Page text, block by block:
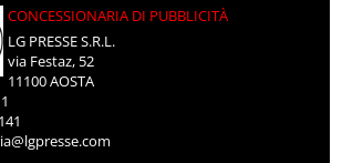
CONCESSIONARIA DI PUBBLICITÀ
LG PRESSE S.R.L.
via Festaz, 52
11100 AOSTA